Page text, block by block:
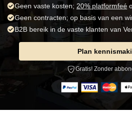
Geen vaste kosten; 20% platformfeé
Geen contracten; op basis van een
B2B bereik in de vaste klanten van
Plan
Gratis! Zonder